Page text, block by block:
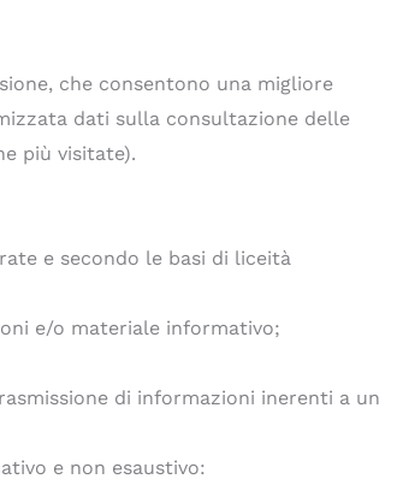
che consentono una migliore
dati sulla consultazione delle
più visitate).
e secondo le basi di liceità
e/o materiale informativo;
di informazioni inerenti a un
e non esaustivo: